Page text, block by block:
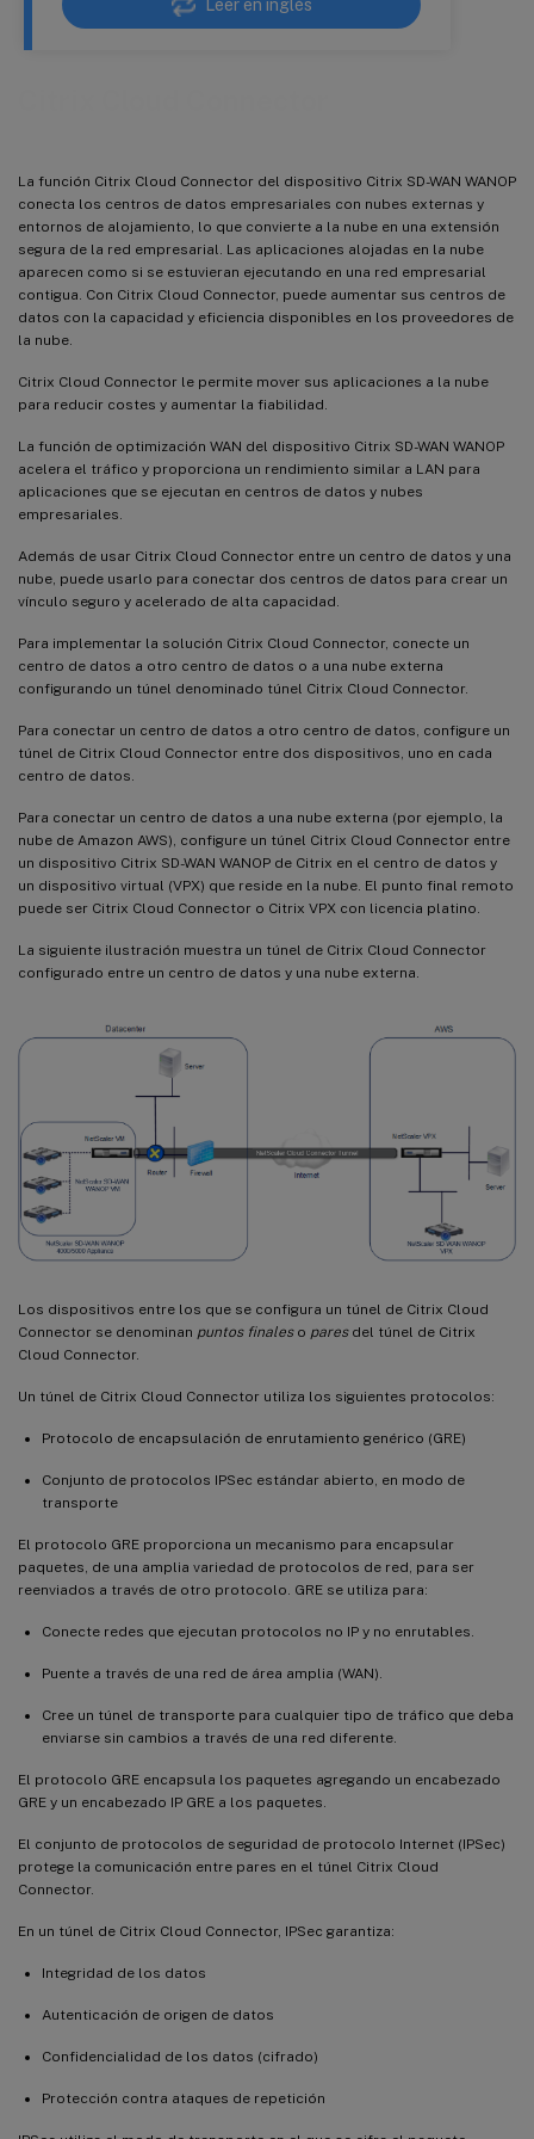
Leer en inglés
La función Citrix Cloud Connector del dispositivo Citrix SD-WAN WANOP
conecta los centros de datos empresariales con nubes externas y
entornos de alojamiento, lo que convierte a la nube en una extensión
segura de la red empresarial. Las aplicaciones alojadas en la nube
aparecen como si se estuvieran ejecutando en una red empresarial
contigua. Con Citrix Cloud Connector, puede aumentar sus centros de
datos con la capacidad y eficiencia disponibles en los proveedores de
la nube.
Citrix Cloud Connector le permite mover sus aplicaciones a la nube
para reducir costes y aumentar la fiabilidad.
La función de optimización WAN del dispositivo Citrix SD-WAN WANOP
acelera el tráfico y proporciona un rendimiento similar a LAN para
aplicaciones que se ejecutan en centros de datos y nubes
empresariales.
Además de usar Citrix Cloud Connector entre un centro de datos y una
nube, puede usarlo para conectar dos centros de datos para crear un
vínculo seguro y acelerado de alta capacidad.
Para implementar la solución Citrix Cloud Connector, conecte un
centro de datos a otro centro de datos o a una nube externa
configurando un túnel denominado túnel Citrix Cloud Connector.
Para conectar un centro de datos a otro centro de datos, configure un
túnel de Citrix Cloud Connector entre dos dispositivos, uno en cada
centro de datos.
Para conectar un centro de datos a una nube externa (por ejemplo, la
nube de Amazon AWS), configure un túnel Citrix Cloud Connector entre
un dispositivo Citrix SD-WAN WANOP de Citrix en el centro de datos y
un dispositivo virtual (VPX) que reside en la nube. El punto final remoto
puede ser Citrix Cloud Connector o Citrix VPX con licencia platino.
La siguiente ilustración muestra un túnel de Citrix Cloud Connector
configurado entre un centro de datos y una nube externa.
Los dispositivos entre los que se configura un túnel de Citrix Cloud
Connector se denominan puntos finaleso paresdel túnel de Citrix
Cloud Connector.
Un túnel de Citrix Cloud Connector utiliza los siguientes protocolos:
Protocolo de encapsulación de enrutamiento genérico (GRE)
Conjunto de protocolos IPSec estándar abierto, en modo de
transporte
El protocolo GRE proporciona un mecanismo para encapsular
paquetes, de una amplia variedad de protocolos de red, para ser
reenviados a través de otro protocolo. GRE se utiliza para:
Conecte redes que ejecutan protocolos no IP y no enrutables.
Puente a través de una red de área amplia (WAN).
Cree un túnel de transporte para cualquier tipo de tráfico que deba
enviarse sin cambios a través de una red diferente.
El protocolo GRE encapsula los paquetes agregando un encabezado
GRE y un encabezado IP GRE a los paquetes.
El conjunto de protocolos de seguridad de protocolo Internet (IPSec)
protege la comunicación entre pares en el túnel Citrix Cloud
Connector.
En un túnel de Citrix Cloud Connector, IPSec garantiza:
Integridad de los datos
Autenticación de origen de datos
Confidencialidad de los datos (cifrado)
Protección contra ataques de repetición